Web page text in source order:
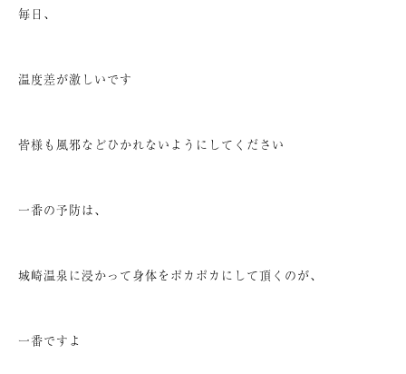
毎日、
温度差が激しいです
皆様も風邪などひかれないようにしてください
一番の予防は、
城崎温泉に浸かって身体をポカポカにして頂くのが、
一番ですよ